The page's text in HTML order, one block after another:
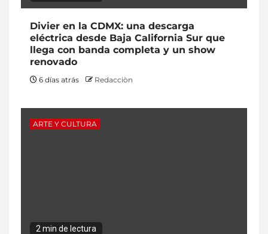
Divier en la CDMX: una descarga
eléctrica desde Baja California Sur que
llega con banda completa y un show
renovado
6 días atrás Redacciòn
ARTE Y CULTURA
2 min de lectura